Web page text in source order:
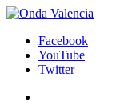
Facebook
YouTube
Twitter